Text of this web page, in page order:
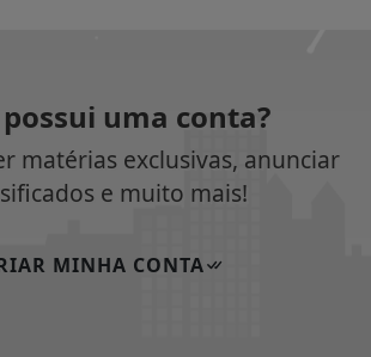
uma conta?
matérias exclusivas, anunciar
e muito mais!
MINHA CONTA